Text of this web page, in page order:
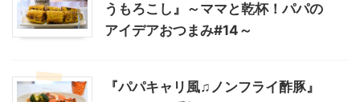
うもろこし』～ママと乾杯！パパの
アイデアおつまみ#14～
『パパキャリ風♫ノンフライ酢豚』